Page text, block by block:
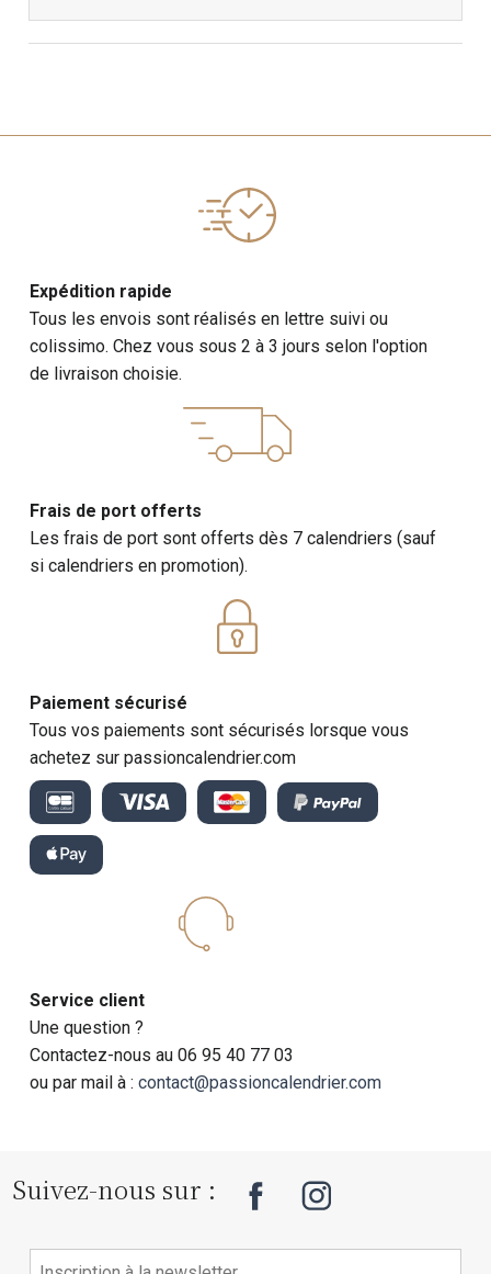
Expédition rapide
Tous les envois sont réalisés en lettre suivi ou
colissimo. Chez vous sous 2 à 3 jours selon l'option
de livraison choisie.
Frais de port offerts
Les frais de port sont offerts dès 7 calendriers (sauf
si calendriers en promotion).
Paiement sécurisé
Tous vos paiements sont sécurisés lorsque vous
achetez sur passioncalendrier.com
Service client
Une question ?
Contactez-nous au 06 95 40 77 03
ou par mail à :contact@passioncalendrier.com
Suivez-nous sur :